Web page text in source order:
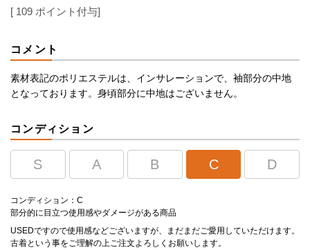
[ 109 ポイント付与]
コメント
素材表記のポリエステルは、インサレーションで、袖部分の中地
となっております。身頃部分に中地はございません。
コンディション
S A B C D
コンディション：C
部分的に目立つ使用感やダメージがある商品
USEDですので使用感などございますが、まだまだご愛用していただけます。
古着という事をご理解の上ご注文よろしくお願いします。